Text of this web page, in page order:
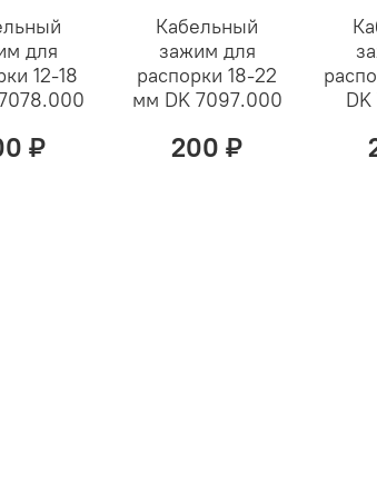
для
12-18
₽
Кабельный
зажим для
распорки 18-22
мм DK 7097.000
200 ₽